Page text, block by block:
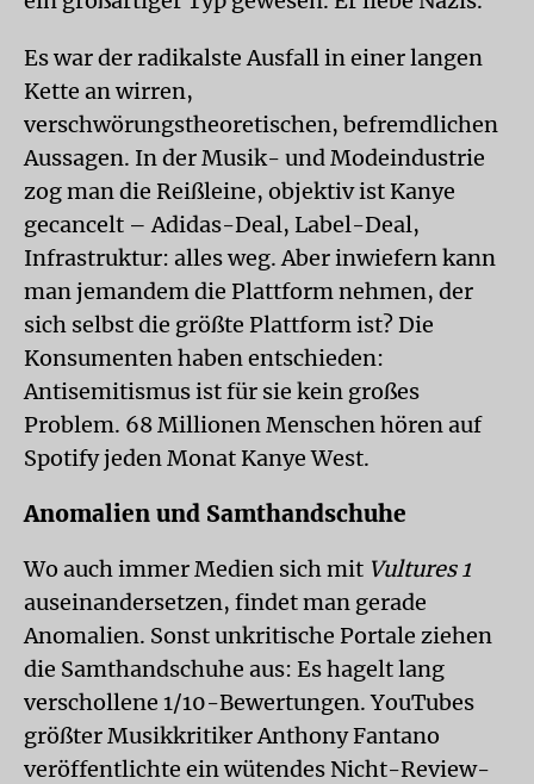
Es war der radikalste Ausfall in einer langen
Kette an wirren,
verschwörungstheoretischen, befremdlichen
Aussagen. In der Musik- und Mode­industrie
zog man die Reißleine, objektiv ist Kanye
gecancelt – Adidas-Deal, Label-Deal,
Infrastruktur: alles weg. Aber inwiefern kann
man jemandem die Plattform nehmen, der
sich selbst die größte Plattform ist? Die
Konsumenten haben entschieden:
Antisemitismus ist für sie kein großes
Problem. 68 Millionen Menschen hören auf
Spotify jeden Monat Kanye West.
Anomalien und Samthandschuhe
Wo auch immer Medien sich mit Vultures 1
auseinandersetzen, findet man gerade
Anomalien. Sonst unkritische Portale ziehen
die Samthandschuhe aus: Es hagelt lang
verschollene 1/10-Bewertungen. YouTubes
größter Musikkritiker Anthony Fantano
veröffentlichte ein wütendes Nicht-Review-